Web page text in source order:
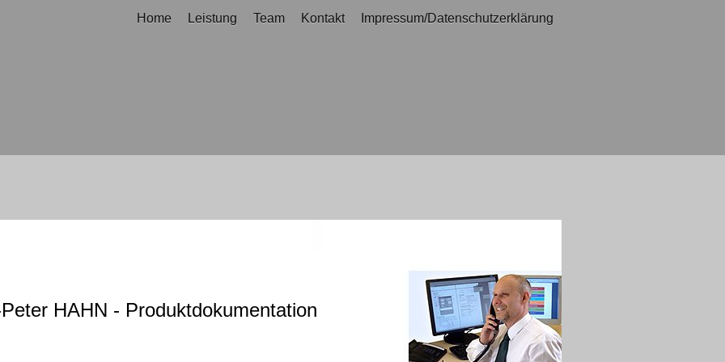
Home Leistung Team Kontakt Impressum/Datenschutzerklärung
HAHN - Produktdokumentation